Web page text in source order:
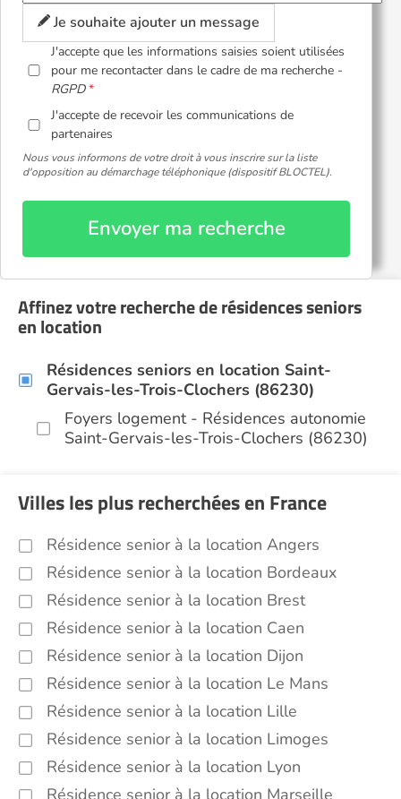
Je souhaite ajouter un message
J'accepte que les informations saisies soient utilisées
pour me recontacter dans le cadre de ma recherche -
RGPD
J'accepte de recevoir les communications de
partenaires
Nous vous informons de votre droit à vous inscrire sur la liste
d'opposition au démarchage téléphonique (dispositif BLOCTEL).
Envoyer ma recherche
Affinez votre recherche de résidences seniors
en location
Résidences seniors en location Saint-
Gervais-les-Trois-Clochers (86230)
Foyers logement - Résidences autonomie
Saint-Gervais-les-Trois-Clochers (86230)
Villes les plus recherchées en France
Résidence senior à la location Angers
Résidence senior à la location Bordeaux
Résidence senior à la location Brest
Résidence senior à la location Caen
Résidence senior à la location Dijon
Résidence senior à la location Le Mans
Résidence senior à la location Lille
Résidence senior à la location Limoges
Résidence senior à la location Lyon
Résidence senior à la location Marseille